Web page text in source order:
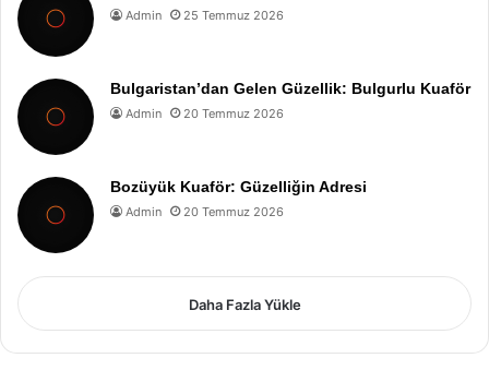
Admin 25 Temmuz 2026
Bulgaristan’dan Gelen Güzellik: Bulgurlu Kuaför
Admin 20 Temmuz 2026
Bozüyük Kuaför: Güzelliğin Adresi
Admin 20 Temmuz 2026
Daha Fazla Yükle